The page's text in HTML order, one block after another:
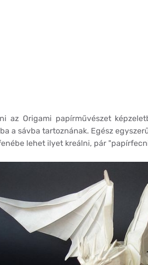
az Origami papírművészet
a sávba tartoznának. Egész
lehet ilyet kreálni, pár